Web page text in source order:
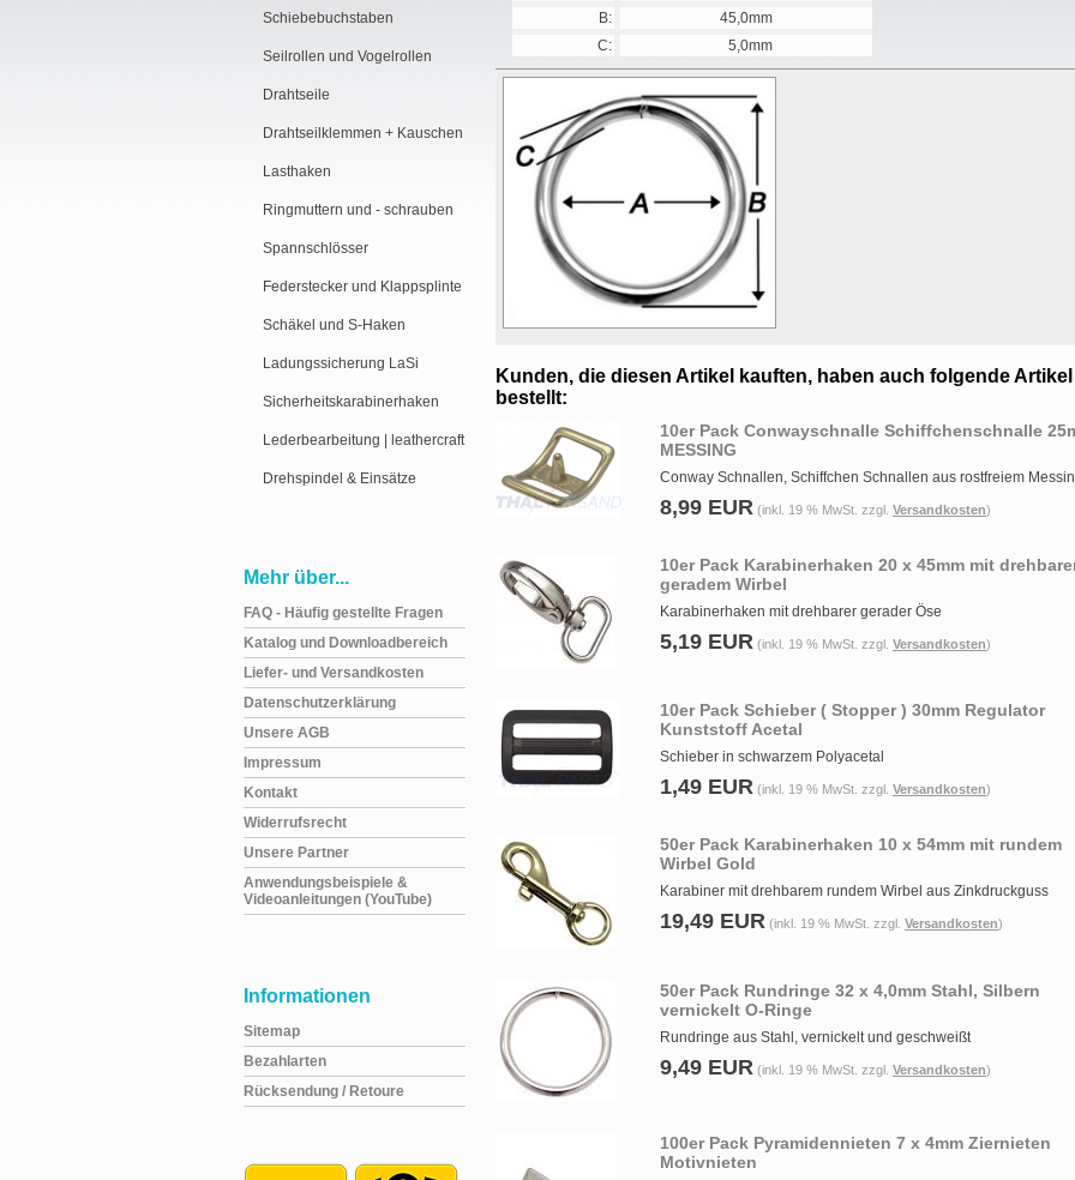
Schiebebuchstaben
Seilrollen und Vogelrollen
Drahtseile
Drahtseilklemmen + Kauschen
Lasthaken
Ringmuttern und - schrauben
Spannschlösser
Federstecker und Klappsplinte
Schäkel und S-Haken
Ladungssicherung LaSi
Sicherheitskarabinerhaken
Lederbearbeitung | leathercraft
Drehspindel & Einsätze
Mehr über...
FAQ - Häufig gestellte Fragen
Katalog und Downloadbereich
Liefer- und Versandkosten
Datenschutzerklärung
Unsere AGB
Impressum
Kontakt
Widerrufsrecht
Unsere Partner
Anwendungsbeispiele &
Videoanleitungen (YouTube)
Informationen
Sitemap
Bezahlarten
Rücksendung / Retoure
B:
45,0mm
C:
5,0mm
Kunden, die diesen Artikel kauften, haben auch folgende Artikel
bestellt:
10er Pack Conwayschnalle Schiffchenschnalle
MESSING
Conway Schnallen, Schiffchen Schnallen aus rostfreiem
8,99 EUR (inkl. 19 % MwSt. zzgl. Versandkosten)
10er Pack Karabinerhaken 20 x 45mm mit
geradem Wirbel
Karabinerhaken mit drehbarer gerader Öse
5,19 EUR (inkl. 19 % MwSt. zzgl. Versandkosten)
10er Pack Schieber ( Stopper ) 30mm Regulator
Kunststoff Acetal
Schieber in schwarzem Polyacetal
1,49 EUR (inkl. 19 % MwSt. zzgl. Versandkosten)
50er Pack Karabinerhaken 10 x 54mm mit rundem
Wirbel Gold
Karabiner mit drehbarem rundem Wirbel aus Zinkdruckguss
19,49 EUR (inkl. 19 % MwSt. zzgl. Versandkosten)
50er Pack Rundringe 32 x 4,0mm Stahl, Silbern
vernickelt O-Ringe
Rundringe aus Stahl, vernickelt und geschweißt
9,49 EUR (inkl. 19 % MwSt. zzgl. Versandkosten)
100er Pack Pyramidennieten 7 x 4mm Ziernieten
Motivnieten